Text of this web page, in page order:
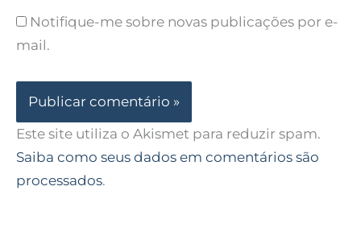
Notifique-me sobre novas publicações por e-
mail.
Este site utiliza o Akismet para reduzir spam.
Saiba como seus dados em comentários são
processados.